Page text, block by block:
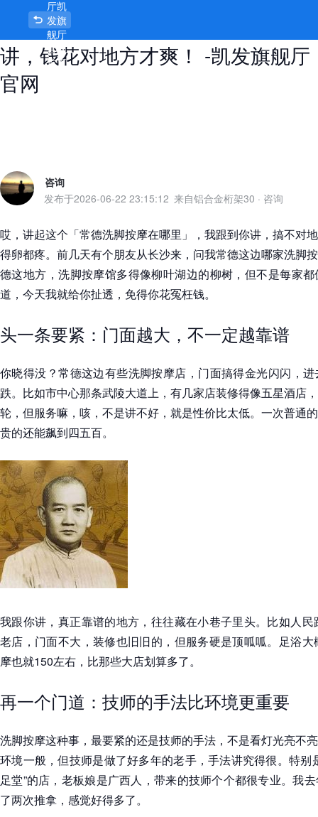
常德洗脚按摩在哪里？本地人偷偷
讲，钱花对地方才爽！ -凯发旗舰厅
官网
厅凯
发旗
舰厅
官网
首页
咨询
发布于2026-06-22 23:15:12 来自铝合金桁架30 · 咨询
哎，讲起这个「常德洗脚按摩在哪里」，我跟到你讲，搞不对
得卵都疼。前几天有个朋友从长沙来，问我常德这边哪家洗脚
德这地方，洗脚按摩馆多得像柳叶湖边的柳树，但不是每家
道，今天我就给你扯透，免得你花冤枉钱。
头一条要紧：门面越大，不一定越靠谱
你晓得没？常德这边有些洗脚按摩店，门面搞得金光闪闪，
跌。比如市中心那条武陵大道上，有几家店装修得像五星酒店
轮，但服务嘛，咳，不是讲不好，就是性价比太低。一次普通
贵的还能飙到四五百。
我跟你讲，真正靠谱的地方，往往藏在小巷子里头。比如人
老店，门面不大，装修也旧旧的，但服务硬是顶呱呱。足浴
摩也就150左右，比那些大店划算多了。
再一个门道：技师的手法比环境更重要
洗脚按摩这种事，最要紧的还是技师的手法，不是看灯光亮不
环境一般，但技师是做了好多年的老手，手法讲究得很。特别
足堂”的店，老板娘是广西人，带来的技师个个都很专业。我
了两次推拿，感觉好得多了。